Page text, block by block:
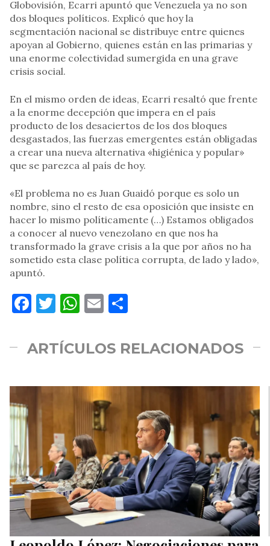
Globovisión, Ecarri apuntó que Venezuela ya no son
dos bloques políticos. Explicó que hoy la
segmentación nacional se distribuye entre quienes
apoyan al Gobierno, quienes están en las primarias y
una enorme colectividad sumergida en una grave
crisis social.
En el mismo orden de ideas, Ecarri resaltó que frente
a la enorme decepción que impera en el país
producto de los desaciertos de los dos bloques
desgastados, las fuerzas emergentes están obligadas
a crear una nueva alternativa «higiénica y popular»
que se parezca al país de hoy.
«El problema no es Juan Guaidó porque es solo un
nombre, sino el resto de esa oposición que insiste en
hacer lo mismo políticamente (…) Estamos obligados
a conocer al nuevo venezolano en que nos ha
transformado la grave crisis a la que por años no ha
sometido esta clase política corrupta, de lado y lado»,
apuntó.
Facebook
Twitter
WhatsApp
Email
ARTÍCULOS RELACIONADOS